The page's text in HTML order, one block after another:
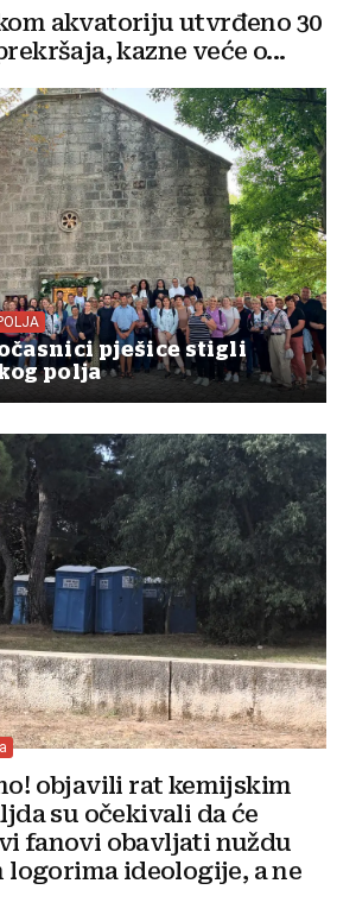
akvatoriju utvrđeno 30
kazne veće o...
pješice stigli
polja
objavili rat kemijskim
su očekivali da će
fanovi obavljati nuždu
logorima ideologije, a ne